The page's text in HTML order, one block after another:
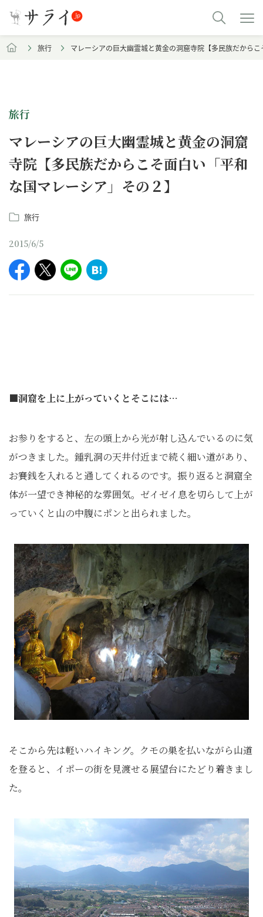
旅行 マレーシアの巨大幽霊城と黄金の洞窟寺院【多民族だから
旅行
マレーシアの巨大幽霊城と黄金の洞窟
寺院【多民族だからこそ面白い「平和
な国マレーシア」その２】
旅行
2015/6/5
■洞窟を上に上がっていくとそこには…
お参りをすると、左の頭上から光が射し込んでいるのに気
がつきました。鍾乳洞の天井付近まで続く細い道があり、
お賽銭を入れると通してくれるのです。振り返ると洞窟全
体が一望でき神秘的な雰囲気。ゼイゼイ息を切らして上が
っていくと山の中腹にポンと出られました。
そこから先は軽いハイキング。クモの巣を払いながら山道
を登ると、イポーの街を見渡せる展望台にたどり着きまし
た。